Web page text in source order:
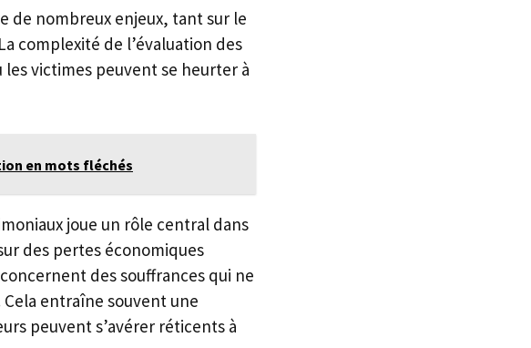
de nombreux enjeux, tant sur le
complexité de l’évaluation des
victimes peuvent se heurter à
en mots fléchés
joue un rôle central dans
des pertes économiques
des souffrances qui ne
entraîne souvent une
peuvent s’avérer réticents à